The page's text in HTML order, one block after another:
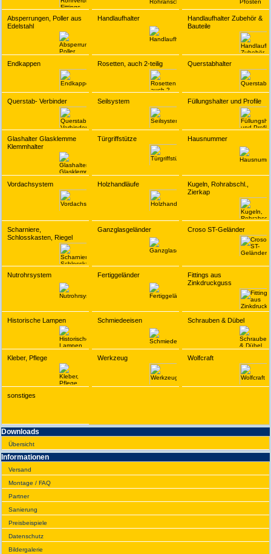
Absperrungen, Poller aus
Edelstahl
Handlaufhalter
Handlaufhalter Zubehör &
Bauteile
Endkappen Rosetten, auch 2-teilig Querstabhalter
Querstab- Verbinder Seilsystem Füllungshalter und Profile
Glashalter Glasklemme
Klemmhalter
Türgriffstütze Hausnummer
Vordachsystem Holzhandläufe
Kugeln, Rohrabschl.,
Zierkap
Scharniere,
Schlosskasten, Riegel
Ganzglasgeländer Croso ST-Geländer
Nutrohrsystem Fertiggeländer
Fittings aus
Zinkdruckguss
Historische Lampen Schmiedeeisen Schrauben & Dübel
Kleber, Pflege Werkzeug Wolfcraft
sonstiges
Downloads
Übersicht
Infor­ma­tionen
Versand
Montage / FAQ
Partner
Sanie­rung
Preis­beispiele
Daten­schutz
Bilder­galerie